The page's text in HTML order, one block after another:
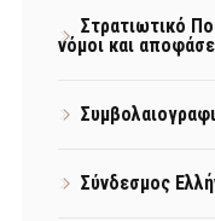
Στρατιωτικό
νόμοι και
Σύνδεσμος